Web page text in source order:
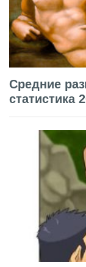
Средние
статистика